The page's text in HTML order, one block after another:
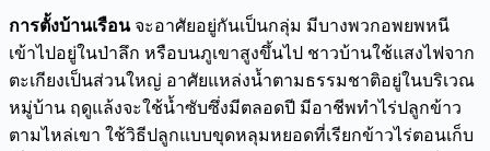
การตั้งบ้านเรือนจะอาศัยอยู่กันเป็นกลุ่ม มีบางพวกอพยพหนี
เข้าไปอยู่ในป่าลึก หรือบนภูเขาสูงขึ้นไป ชาวบ้านใช้แสงไฟจาก
ตะเกียงเป็นส่วนใหญ่ อาศัยแหล่งน้ำตามธรรมชาติอยู่ในบริเวณ
หมู่บ้าน ฤดูแล้งจะใช้น้ำซับซึ่งมีตลอดปี มีอาชีพทำไร่ปลูกข้าว
ตามไหล่เขา ใช้วิธีปลูกแบบขุดหลุมหยอดที่เรียกข้าวไร่ตอนเก็บ